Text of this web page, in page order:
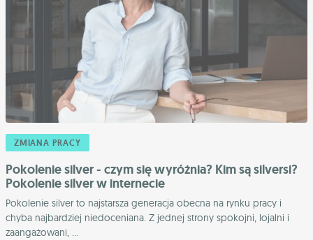
ZMIANA PRACY
Pokolenie silver - czym się wyróżnia? Kim są silversi?
Pokolenie silver w internecie
Pokolenie silver to najstarsza generacja obecna na rynku pracy i
chyba najbardziej niedoceniana. Z jednej strony spokojni, lojalni i
zaangażowani, ...